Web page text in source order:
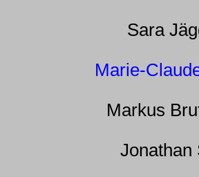
Sara
Marie-
Markus
Jonathan